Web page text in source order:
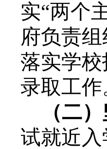
实“两个
府负责
落实学
录取工作
（二）
试就近